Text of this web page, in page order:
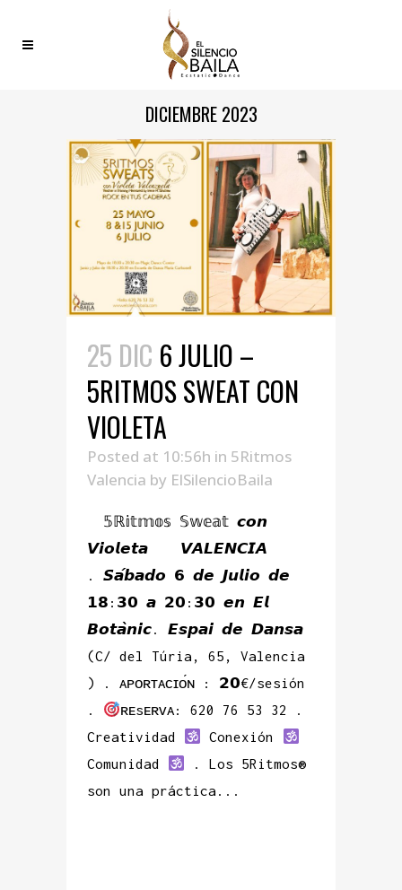
DICIEMBRE 2023
25 DIC 6 JULIO –
5RITMOS SWEAT CON
VIOLETA
Posted at 10:56h in 5Ritmos
Valencia by ElSilencioBaila
𝟝ℝ𝕚𝕥𝕞𝕠𝕤 𝕊𝕨𝕖𝕒𝕥 𝙘𝙤𝙣
𝙑𝙞𝙤𝙡𝙚𝙩𝙖 𝙑𝘼𝙇𝙀𝙉𝘾𝙄𝘼
. 𝙎𝙖́𝙗𝙖𝙙𝙤 𝟲 𝙙𝙚 𝙅𝙪𝙡𝙞𝙤 𝙙𝙚
𝟭𝟴:𝟯𝟬 𝙖 𝟮𝟬:𝟯𝟬 𝙚𝙣 𝙀𝙡
𝘽𝙤𝙩𝙖̀𝙣𝙞𝙘. 𝙀𝙨𝙥𝙖𝙞 𝙙𝙚 𝘿𝙖𝙣𝙨𝙖
(C/ del Túria, 65, Valencia
) . ᴀᴘᴏʀᴛᴀᴄɪᴏ́ɴ : 𝟮𝟬€/sesión
.
ʀᴇsᴇʀᴠᴀ: 620 76 53 32 .
Creatividad
Conexión
Comunidad
. Los 5Ritmos®
son una práctica...